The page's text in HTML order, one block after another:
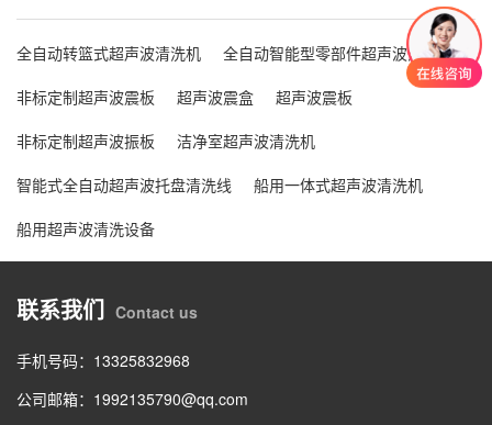
全自动转篮式超声波清洗机
全自动智能型零部件超声波清洗线
非标定制超声波震板
超声波震盒
超声波震板
非标定制超声波振板
洁净室超声波清洗机
智能式全自动超声波托盘清洗线
船用一体式超声波清洗机
船用超声波清洗设备
联系我们 Contact us
手机号码：13325832968
公司邮箱：1992135790@qq.com